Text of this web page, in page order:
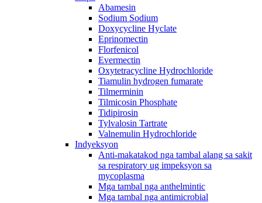
Abamesin
Sodium Sodium
Doxycycline Hyclate
Eprinomectin
Florfenicol
Evermectin
Oxytetracycline Hydrochloride
Tiamulin hydrogen fumarate
Tilmerminin
Tilmicosin Phosphate
Tidipirosin
Tylvalosin Tartrate
Valnemulin Hydrochloride
Indyeksyon
Anti-makatakod nga tambal alang sa sakit
sa respiratory ug impeksyon sa
mycoplasma
Mga tambal nga anthelmintic
Mga tambal nga antimicrobial